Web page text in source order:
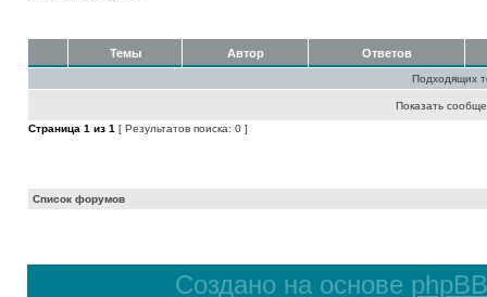
Темы Автор Ответов
Подходящих
Показать
Страница 1 из 1 [ Результатов поиска: 0 ]
Список форумов
Создано на основе phpBB